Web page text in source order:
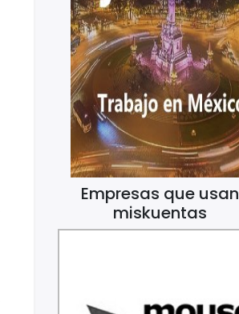
Empresas que usan
miskuentas